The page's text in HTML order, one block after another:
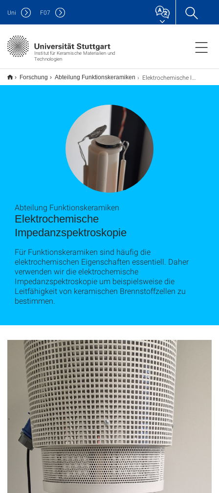
Institut für Keramische Materialien und
Technologien
Uni F07
Forschung Abteilung Funktionskeramiken Elektrochemische Impedanzspektroskopie
Elektrochemische
Impedanzspektroskopie
Abteilung Funktionskeramiken
Für Funktionskeramiken sind häufig die
elektrochemischen Eigenschaften essentiell. Daher
verwenden wir die elektrochemische
Impedanzspektroskopie um beispielsweise die
Leitfähigkeit von keramischen Brennstoffzellen zu
bestimmen.